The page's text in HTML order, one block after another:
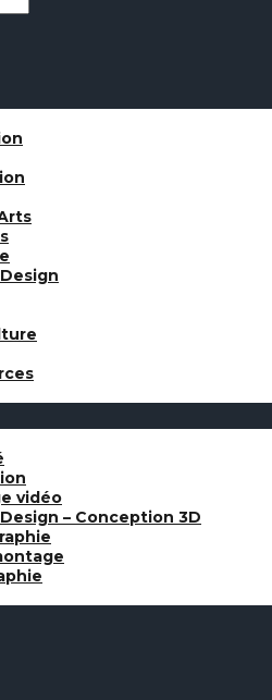
vidéo
– Conception 3D
● 🇬🇧 Article in